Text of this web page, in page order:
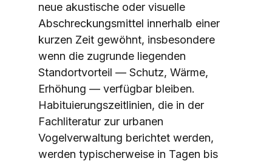
neue akustische oder visuelle
Abschreckungsmittel innerhalb einer
kurzen Zeit gewöhnt, insbesondere
wenn die zugrunde liegenden
Standortvorteil — Schutz, Wärme,
Erhöhung — verfügbar bleiben.
Habituierungszeitlinien, die in der
Fachliteratur zur urbanen
Vogelverwaltung berichtet werden,
werden typischerweise in Tagen bis